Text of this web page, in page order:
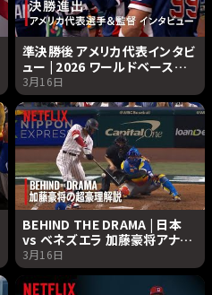
準決勝後 アメリカ代表インタビ
ュー | 2026 ワールドベースボ
ールクラシック | Netflix
Japan
3月16日
BEHIND THE DRAMA | 日本
vs ベネズエラ 加藤豪将アナリ
ストによる解説 | 2026 ワール
ドベースボールクラシック |
Netflix Japan
3月16日